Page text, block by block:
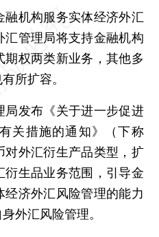
融机构服务实体经济外汇
汇管理局将支持金融机构
权两类新业务，其他多
所扩容。
发布《关于进一步促进
关措施的通知》（下称
对外汇衍生产品类型，扩
生品业务范围，引导金
济外汇风险管理的能力
外汇风险管理。